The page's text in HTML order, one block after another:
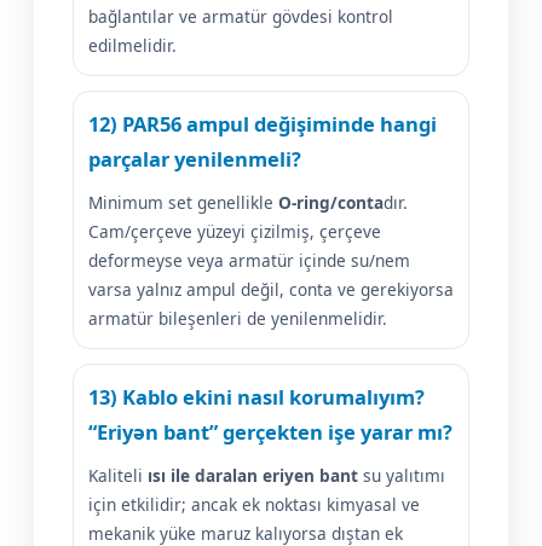
bağlantılar ve armatür gövdesi kontrol
edilmelidir.
12) PAR56 ampul değişiminde hangi
parçalar yenilenmeli?
Minimum set genellikle O-ring/contadır.
Cam/çerçeve yüzeyi çizilmiş, çerçeve
deformeyse veya armatür içinde su/nem
varsa yalnız ampul değil, conta ve gerekiyorsa
armatür bileşenleri de yenilenmelidir.
13) Kablo ekini nasıl korumalıyım?
“Eriyən bant” gerçekten işe yarar mı?
Kaliteli ısı ile daralan eriyen bant su yalıtımı
için etkilidir; ancak ek noktası kimyasal ve
mekanik yüke maruz kalıyorsa dıştan ek